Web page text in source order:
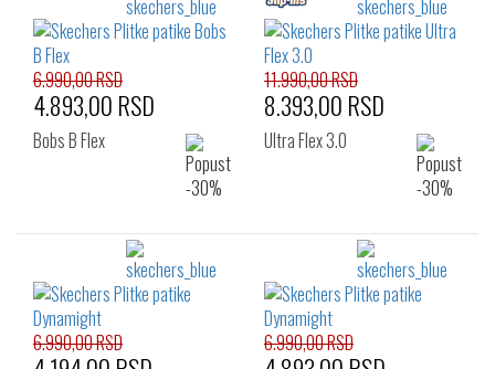
6.990,00 RSD
4.893,00 RSD
Bobs B Flex
11.990,00 RSD
8.393,00 RSD
Ultra Flex 3.0
6.990,00 RSD 6.990,00 RSD